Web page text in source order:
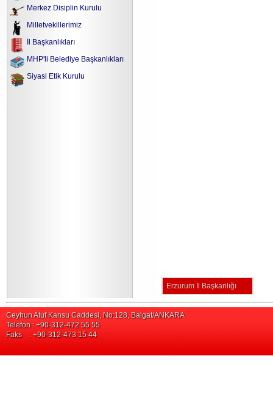
Merkez Disiplin Kurulu
Milletvekillerimiz
İl Başkanlıkları
MHP'li Belediye Başkanlıkları
Siyasi Etik Kurulu
Erzurum İl Başkanlığı
Ceyhun Atuf Kansu Caddesi, No:128, Balgat/ANKARA
Telefon : +90-312-472 55 55
Faks : +90-312-473 15 44